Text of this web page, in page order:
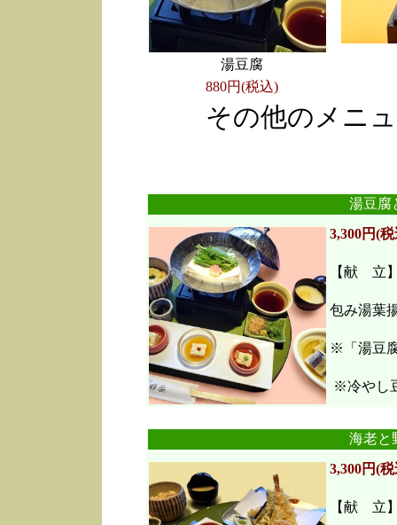
湯豆腐
880円(税込)
その他のメニ
湯豆腐
3,300円(
【献 立
包み湯葉
※「湯豆
※冷やし
海老
3,300円(
【献 立